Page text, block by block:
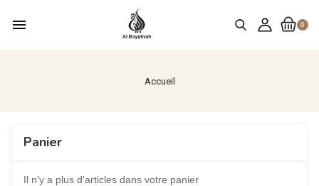
0
menu
Accueil
Panier
Il n'y a plus d'articles dans votre panier